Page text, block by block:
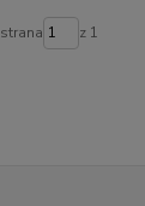
strana z 1